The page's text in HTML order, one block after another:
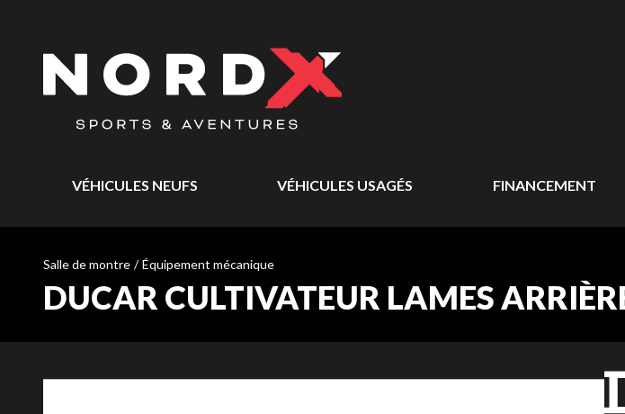
VÉHICULES NEUFS VÉHICULES USAGÉS FINANCEMENT
Salle de montre / Équipement mécanique
DUCAR CULTIVATEUR LAMES